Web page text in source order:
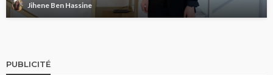
Jihene Ben Hassine
PUBLICITÉ